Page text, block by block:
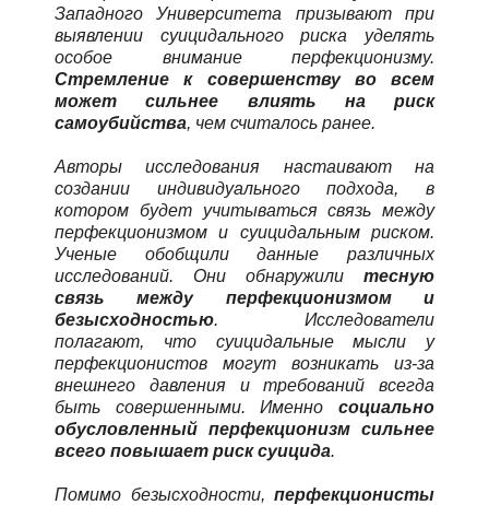
Западного Университета призывают при
выявлении суицидального риска уделять
особое внимание перфекционизму.
Стремление к совершенству во всем
может сильнее влиять на риск
самоубийства, чем считалось ранее.
Авторы исследования настаивают на
создании индивидуального подхода, в
котором будет учитываться связь между
перфекционизмом и суицидальным риском.
Ученые обобщили данные различных
исследований. Они обнаружили тесную
связь между перфекционизмом и
безысходностью. Исследователи
полагают, что суицидальные мысли у
перфекционистов могут возникать из-за
внешнего давления и требований всегда
быть совершенными. Именно социально
обусловленный перфекционизм сильнее
всего повышает риск суицида.
Помимо безысходности, перфекционисты